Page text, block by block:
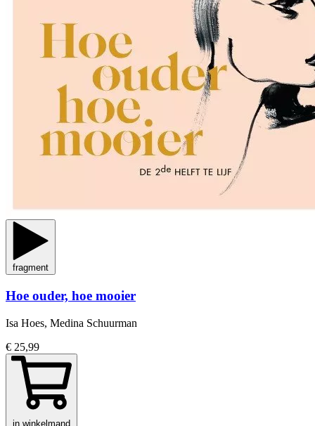
fragment
Hoe ouder, hoe mooier
Isa Hoes, Medina Schuurman
€ 25,99
in winkelmand